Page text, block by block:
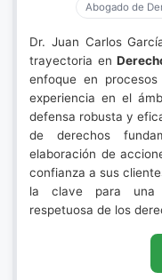
Abogado de
Dr. Juan Carlos
trayectoria en
enfoque en
experiencia en el
defensa robusta y
de derechos
elaboración de
confianza a sus
la clave para una
respetuosa de los